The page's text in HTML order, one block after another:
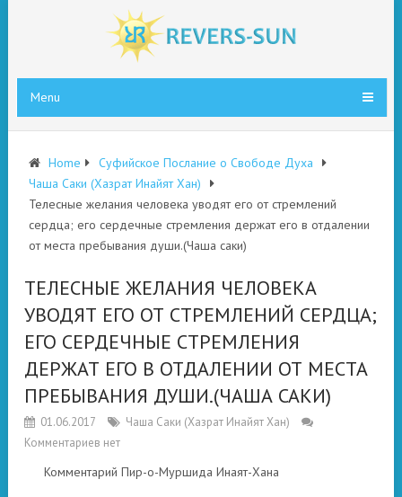
Menu
Home
Суфийское Послание о Свободе Духа
Чаша Саки (Хазрат Инайят Хан)
Телесные желания человека уводят его от стремлений
сердца; его сердечные стремления держат его в отдалении
от места пребывания души.(Чаша саки)
ТЕЛЕСНЫЕ ЖЕЛАНИЯ ЧЕЛОВЕКА
УВОДЯТ ЕГО ОТ СТРЕМЛЕНИЙ СЕРДЦА;
ЕГО СЕРДЕЧНЫЕ СТРЕМЛЕНИЯ
ДЕРЖАТ ЕГО В ОТДАЛЕНИИ ОТ МЕСТА
ПРЕБЫВАНИЯ ДУШИ.(ЧАША САКИ)
01.06.2017
Чаша Саки (Хазрат Инайят Хан)
Комментариев нет
Комментарий Пир-о-Муршида Инаят-Хана